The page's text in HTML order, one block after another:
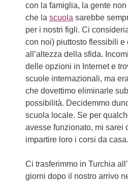
con la famiglia, la gente
che lascuola sarebbe
per i nostri figli. Ci
con noi) piuttosto flessibili e
all’altezza della sfida.
delle opzioni in Internet e
scuole internazionali, ma
che dovettimo eliminarle
possibilità. Decidemmo
scuola locale. Se per
avesse funzionato, mi sarei
impartire loro i corsi da casa.
Ci trasferimmo in Turchia
giorni dopo il nostro arrivo